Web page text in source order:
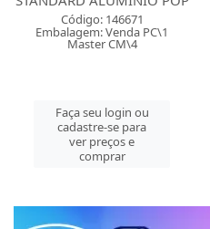
Código: 146671
Embalagem: Venda PC\1
Master CM\4
Faça seu login ou
cadastre-se para
ver preços e
comprar